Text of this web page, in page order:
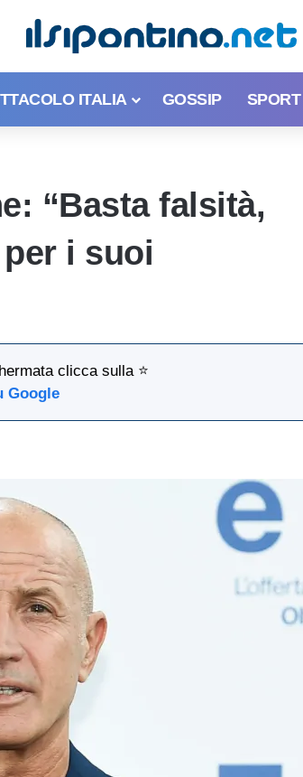
ITALIA GOSSIP SPORT
“Basta falsità,
i suoi
clicca sulla ⭐
Google